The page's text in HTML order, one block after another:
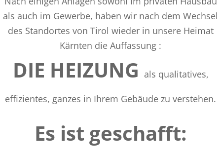
als auch im Gewerbe, haben wir nach dem Wechsel
des Standortes von Tirol wieder in unsere Heimat
Kärnten die Auffassung :
DIE HEIZUNG als qualitatives,
effizientes, ganzes in Ihrem Gebäude zu verstehen.
Es ist geschafft: